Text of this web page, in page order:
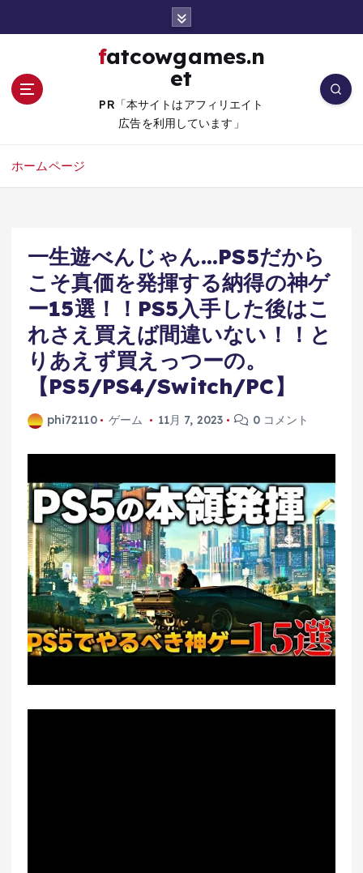
fatcowgames.n
et
PR「本サイトはアフィリエイト
広告を利用しています」
ホームページ
一生遊べんじゃん…PS5だから
こそ真価を発揮する納得の神ゲ
ー15選！！PS5入手した後はこ
れさえ買えば間違いない！！と
りあえず買えっつーの。
【PS5/PS4/Switch/PC】
phi72110 ゲーム 11月 7, 2023 0 コメント